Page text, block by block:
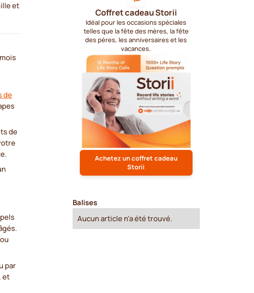
et
de
de
par
et
Coffret cadeau Storii
Idéal pour les occasions spéciales
telles que la fête des mères, la fête
des pères, les anniversaires et les
vacances.
Achetez un coffret cadeau
Storii
Balises
Aucun article n'a été trouvé.